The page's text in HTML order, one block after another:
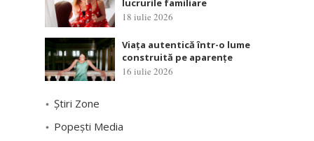
lucrurile familiare
18 iulie 2026
Viața autentică într-o lume
construită pe aparențe
16 iulie 2026
Știri Zone
Popești Media